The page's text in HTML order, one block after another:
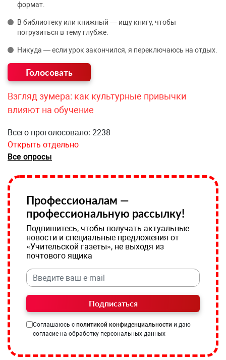
формат.
В библиотеку или книжный — ищу книгу, чтобы
погрузиться в тему глубже.
Никуда — если урок закончился, я переключаюсь на отдых.
Взгляд зумера: как культурные привычки
влияют на обучение
Всего проголосовало: 2238
Открыть отдельно
Все опросы
Профессионалам —
профессиональную рассылку!
Подпишитесь, чтобы получать актуальные
новости и специальные предложения от
«Учительской газеты», не выходя из
почтового ящика
Подписаться
Соглашаюсь с политикой конфиденциальности и даю
согласие на обработку персональных данных